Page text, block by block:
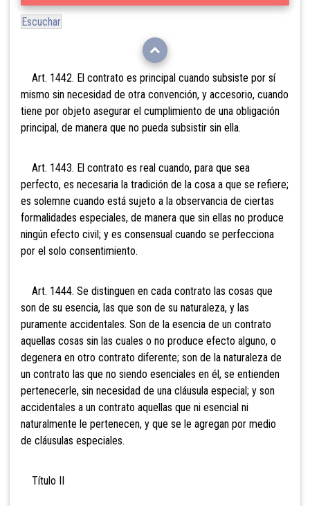
Escuchar
Art. 1442. El contrato es principal cuando subsiste por sí
mismo sin necesidad de otra convención, y accesorio, cuando
tiene por objeto asegurar el cumplimiento de una obligación
principal, de manera que no pueda subsistir sin ella.
Art. 1443. El contrato es real cuando, para que sea
perfecto, es necesaria la tradición de la cosa a que se refiere;
es solemne cuando está sujeto a la observancia de ciertas
formalidades especiales, de manera que sin ellas no produce
ningún efecto civil; y es consensual cuando se perfecciona
por el solo consentimiento.
Art. 1444. Se distinguen en cada contrato las cosas que
son de su esencia, las que son de su naturaleza, y las
puramente accidentales. Son de la esencia de un contrato
aquellas cosas sin las cuales o no produce efecto alguno, o
degenera en otro contrato diferente; son de la naturaleza de
un contrato las que no siendo esenciales en él, se entienden
pertenecerle, sin necesidad de una cláusula especial; y son
accidentales a un contrato aquellas que ni esencial ni
naturalmente le pertenecen, y que se le agregan por medio
de cláusulas especiales.
Título II